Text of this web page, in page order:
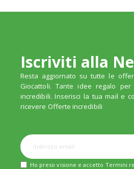
Iscriviti alla
Resta aggiornato su tutte le
Giocattoli. Tante idee regalo
incredibili. Inserisci la tua mail e
ricevere Offerte incredibili
Ho preso visione e accetto Termini